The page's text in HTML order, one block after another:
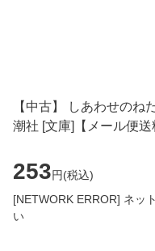
【中古】 しあわせのね
潮社 [文庫]【メール便送
253円(税込)
[NETWORK ERROR] ネッ
い